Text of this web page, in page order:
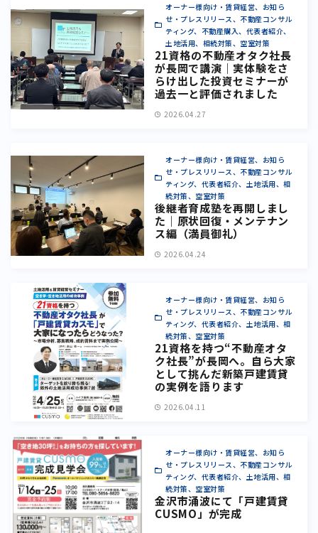
オーナー様向け・賃貸経営、お知ら
せ・プレスリリース、不動産コンサル
ティング、不動産購入、代表者紹介、
土地活用、相続対策、空室対策
21資格の不動産オタク社長
が長岡で講演｜実体験をさ
らけ出した投資セミナーが
過去一と評価されました
2026.04.27
オーナー様向け・賃貸経営、お知ら
せ・プレスリリース、不動産コンサル
ティング、代表者紹介、土地活用、相
続対策、空室対策
後継者育成塾を再開しまし
た｜原状回復・メンテナン
ス編（満員御礼）
2026.04.24
オーナー様向け・賃貸経営、お知ら
せ・プレスリリース、不動産コンサル
ティング、代表者紹介、土地活用、相
続対策、空室対策
21資格を持つ“不動産オタ
ク社長”が長岡へ。自ら大家
として挑んだ新築戸建賃貸
の実例を語ります
2026.04.11
オーナー様向け・賃貸経営、お知ら
せ・プレスリリース、不動産コンサル
ティング、代表者紹介、土地活用、相
続対策、空室対策
金沢市涌波にて「戸建賃貸
CUSMO」が完成